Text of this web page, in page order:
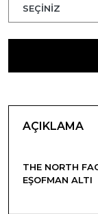
AÇIKLAMA
THE NORTH
EŞOFMAN ALTI